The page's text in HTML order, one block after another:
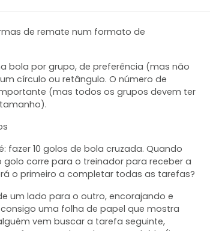
de remate num formato de
bola por grupo, de preferência (mas não
círculo ou retângulo. O número de
(mas todos os grupos devem ter
fazer 10 golos de bola cruzada. Quando
corre para o treinador para receber a
o primeiro a completar todas as tarefas?
um lado para o outro, encorajando e
uma folha de papel que mostra
vem buscar a tarefa seguinte,